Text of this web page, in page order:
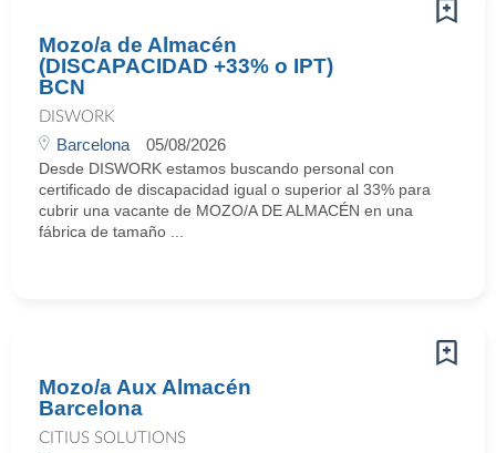
Mozo/a de Almacén
(DISCAPACIDAD +33% o IPT)
BCN
DISWORK
Barcelona 05/08/2026
Desde DISWORK estamos buscando personal con
certificado de discapacidad igual o superior al 33% para
cubrir una vacante de MOZO/A DE ALMACÉN en una
fábrica de tamaño ...
Mozo/a Aux Almacén
Barcelona
CITIUS SOLUTIONS